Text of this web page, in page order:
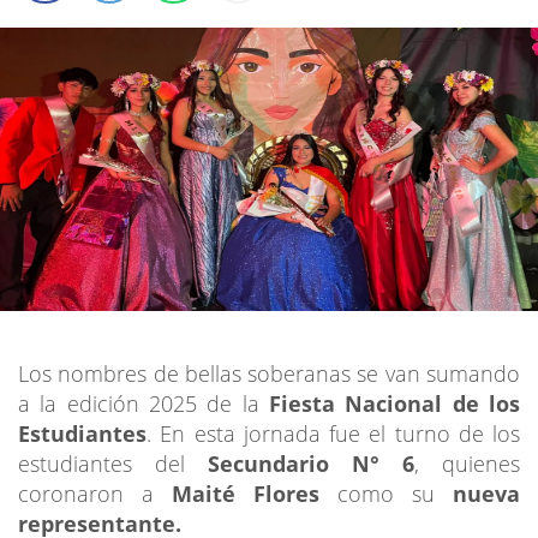
Los nombres de bellas soberanas se van sumando
a la edición 2025 de la Fiesta Nacional de los
Estudiantes. En esta jornada fue el turno de los
estudiantes del Secundario N° 6, quienes
coronaron a Maité Flores como su nueva
representante.